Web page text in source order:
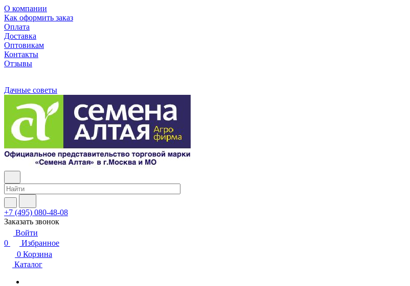
О компании
Как оформить заказ
Оплата
Доставка
Оптовикам
Контакты
Отзывы
Дачные советы
+7 (495) 080-48-08
Заказать звонок
Войти
0
Избранное
0 Корзина
Каталог